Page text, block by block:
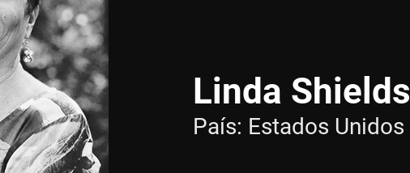
Linda Shields
País: Estados Unidos